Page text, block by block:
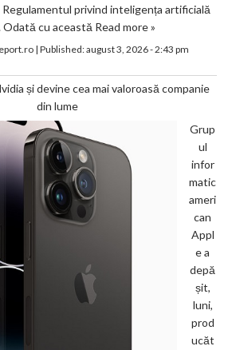
privind inteligența artificială
Odată cu această Read more »
| Published:august 3, 2026 - 2:43 pm
și devine cea mai valoroasă companie
din lume
Grup
ul
infor
matic
ameri
can
Appl
e a
depă
șit,
luni,
prod
ucăt